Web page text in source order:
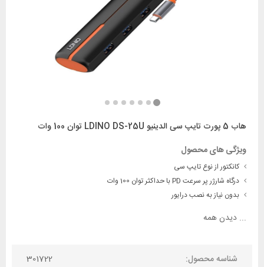
هاب 5 پورت تایپ سی الدینیو LDINO DS-25U توان 100 وات
ویژگی های محصول
کانکتور از نوع تایپ سی
درگاه شارژر پر سرعت PD با حداکثر توان 100 وات
بدون نیاز به نصب درایور
... دیدن همه
شناسه محصول: 301722